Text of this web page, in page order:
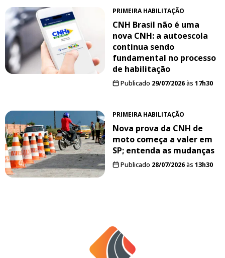
PRIMEIRA HABILITAÇÃO
CNH Brasil não é uma
nova CNH: a autoescola
continua sendo
fundamental no processo
de habilitação
Publicado 29/07/2026às 17h30
PRIMEIRA HABILITAÇÃO
Nova prova da CNH de
moto começa a valer em
SP; entenda as mudanças
Publicado 28/07/2026às 13h30